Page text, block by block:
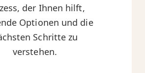
der Ihnen hilft,
Optionen und die
Schritte zu
verstehen.